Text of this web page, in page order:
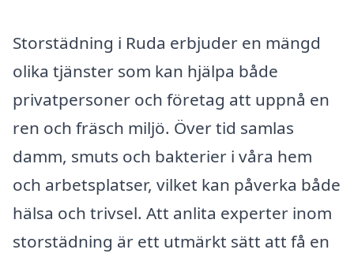
Storstädning i Ruda erbjuder en mängd
olika tjänster som kan hjälpa både
privatpersoner och företag att uppnå en
ren och fräsch miljö. Över tid samlas
damm, smuts och bakterier i våra hem
och arbetsplatser, vilket kan påverka både
hälsa och trivsel. Att anlita experter inom
storstädning är ett utmärkt sätt att få en